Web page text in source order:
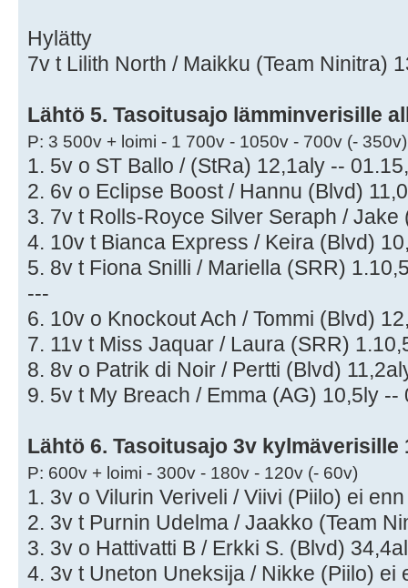
Hylätty
7v t Lilith North / Maikku (Team Ninitra)
Lähtö 5. Tasoitusajo lämminverisille
P: 3 500v + loimi - 1 700v - 1050v - 700v (- 350v)
1. 5v o ST Ballo / (StRa) 12,1aly --
2. 6v o Eclipse Boost / Hannu (Blvd)
3. 7v t Rolls-Royce Silver Seraph / Jake
4. 10v t Bianca Express / Keira (Blvd)
5. 8v t Fiona Snilli / Mariella (SRR)
---
6. 10v o Knockout Ach / Tommi (Blvd)
7. 11v t Miss Jaquar / Laura (SRR)
8. 8v o Patrik di Noir / Pertti (Blvd)
9. 5v t My Breach / Emma (AG) 10,5ly --
Lähtö 6. Tasoitusajo 3v kylmäverisille
P: 600v + loimi - 300v - 180v - 120v (- 60v)
1. 3v o Vilurin Veriveli / Viivi (Piilo) ei
2. 3v t Purnin Udelma / Jaakko (Team
3. 3v o Hattivatti B / Erkki S. (Blvd)
4. 3v t Uneton Uneksija / Nikke (Piilo) ei